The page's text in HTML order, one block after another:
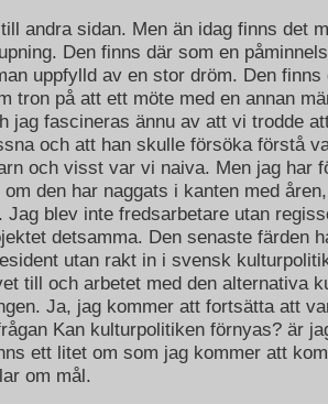
andra sidan. Men än idag finns det
Den finns där som en
uppfylld av en stor dröm. Den finns
tron på att ett möte med en annan
jag fascineras ännu av att vi trodde
och att han skulle försöka förstå
och visst var vi naiva. Men jag har
den har naggats i kanten med
Jag blev inte fredsarbetare utan
detsamma. Den senaste färden
utan rakt in i svensk
till och arbetet med den alternativa
Ja, jag kommer att fortsätta att
Kan kulturpolitiken förnyas? är
ett litet om som jag kommer att
om mål.